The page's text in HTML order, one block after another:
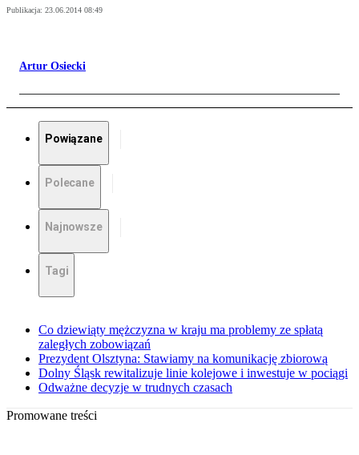
Publikacja: 23.06.2014 08:49
Artur Osiecki
Powiązane
Polecane
Najnowsze
Tagi
Co dziewiąty mężczyzna w kraju ma problemy ze spłatą
zaległych zobowiązań
Prezydent Olsztyna: Stawiamy na komunikację zbiorową
Dolny Śląsk rewitalizuje linie kolejowe i inwestuje w pociągi
Odważne decyzje w trudnych czasach
Promowane treści